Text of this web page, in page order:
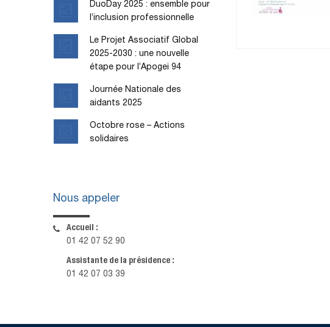
DuoDay 2025 : ensemble pour
l’inclusion professionnelle
Le Projet Associatif Global
2025-2030 : une nouvelle
étape pour l’Apogei 94
Journée Nationale des
aidants 2025
Octobre rose – Actions
solidaires
Nous appeler
Accueil :
01 42 07 52 90
Assistante de la présidence :
01 42 07 03 39